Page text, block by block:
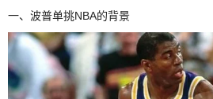
一、波普单挑NBA的背景